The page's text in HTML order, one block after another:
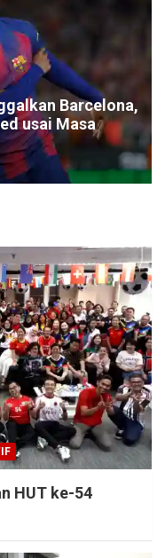
Barcelona,
usai Masa
HUT ke-54